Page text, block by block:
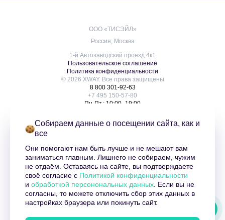
Собираем данные о посещении сайта, как и
все
Они помогают нам быть лучше и не мешают вам
заниматься главным. Лишнего не собираем, чужим
не отдаём. Оставаясь на сайте, вы подтверждаете
своё согласие с Политикой конфиденциальности
и обработкой персонональных данных . Если вы не
согласны, то можете отключить сбор этих данных в
настройках браузера или покинуть сайт.
ООО «ТИСЭЙЛ»
Россия, Москва
1-й Автозаводский проезд 4к1
Пользовательское соглашение
Политика конфиденциальности
© 2026 XWAY. Все права защищены
8 800 301-92-63
+7 495 150-57-80
Пн-Пт.: 10:00–19:00
Услуги
Клиенты
Оферта XWAY
Карта сайта
XWAY | Гид по маркетплейсам
XWAY: гид по маркетплейсам